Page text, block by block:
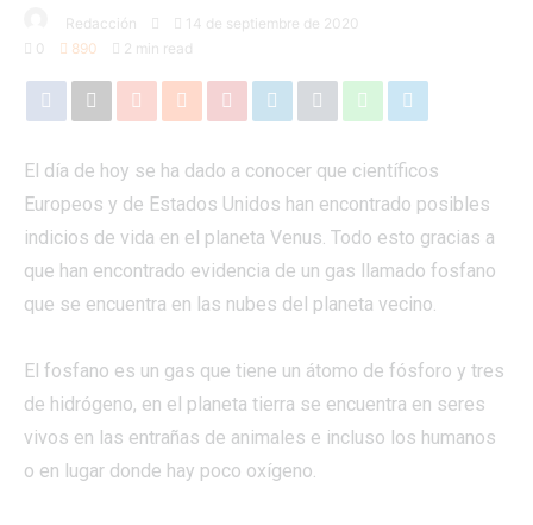
Redacción
14 de septiembre de 2020
0
890 2 min read
El día de hoy se ha dado a conocer que científicos
Europeos y de Estados Unidos han encontrado posibles
indicios de vida en el planeta Venus. Todo esto gracias a
que han encontrado evidencia de un gas llamado fosfano
que se encuentra en las nubes del planeta vecino.
El fosfano es un gas que tiene un átomo de fósforo y tres
de hidrógeno, en el planeta tierra se encuentra en seres
vivos en las entrañas de animales e incluso los humanos
o en lugar donde hay poco oxígeno.